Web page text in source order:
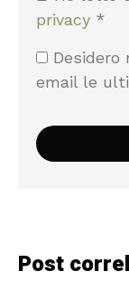
privacy *
Desidero
email le
Post